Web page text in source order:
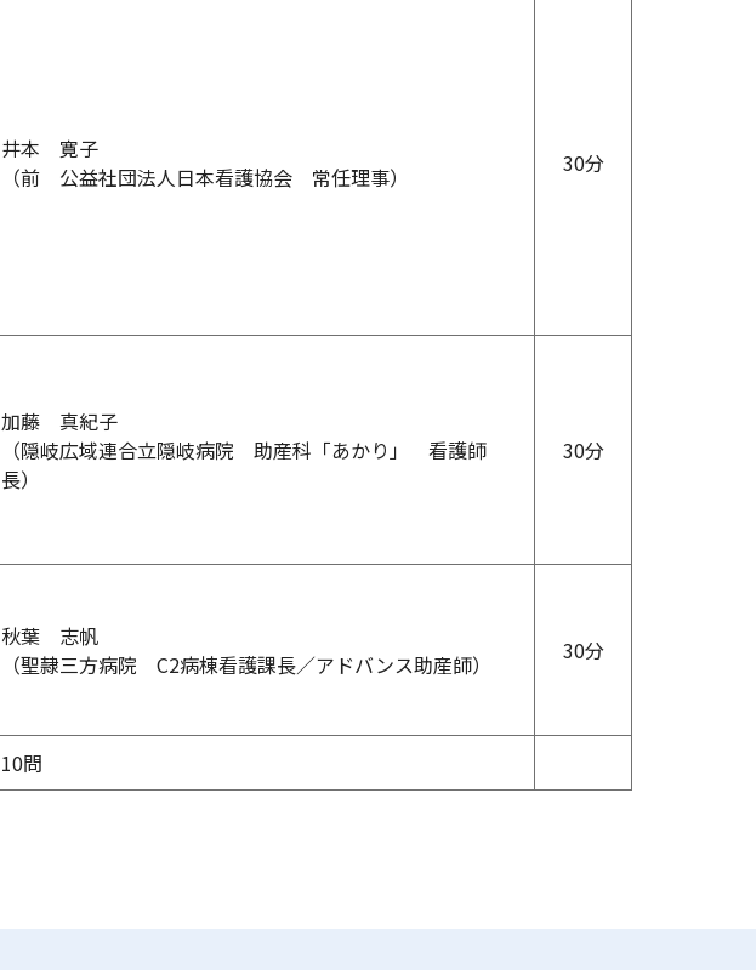
井本 寛子
（前 公益社団法人日本看護協会 常任理事）
30分
加藤 真紀子
（隠岐広域連合立隠岐病院 助産科「あかり」 看護師
長）
30分
秋葉 志帆
（聖隷三方病院 C2病棟看護課長／アドバンス助産師）
30分
10問